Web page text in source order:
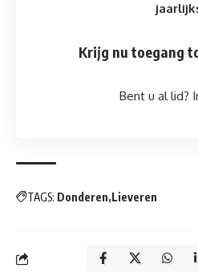
Krijg nu toegang
Bent u al lid?
TAGS: Donderen Lieveren